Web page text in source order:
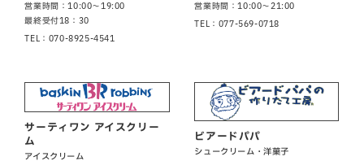
営業時間：10:00～19:00
最終受付18：30
TEL：070-8925-4541
営業時間：10:00～21:00
TEL：077-569-0718
サーティワン アイスクリー
ム
アイスクリーム
ビアードパパ
シュークリーム・洋菓子